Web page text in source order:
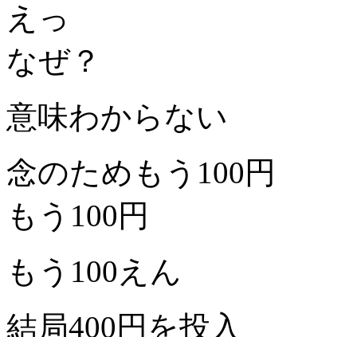
えっ
なぜ？
意味わからない
念のためもう100円
もう100円
もう100えん
結局400円を投入